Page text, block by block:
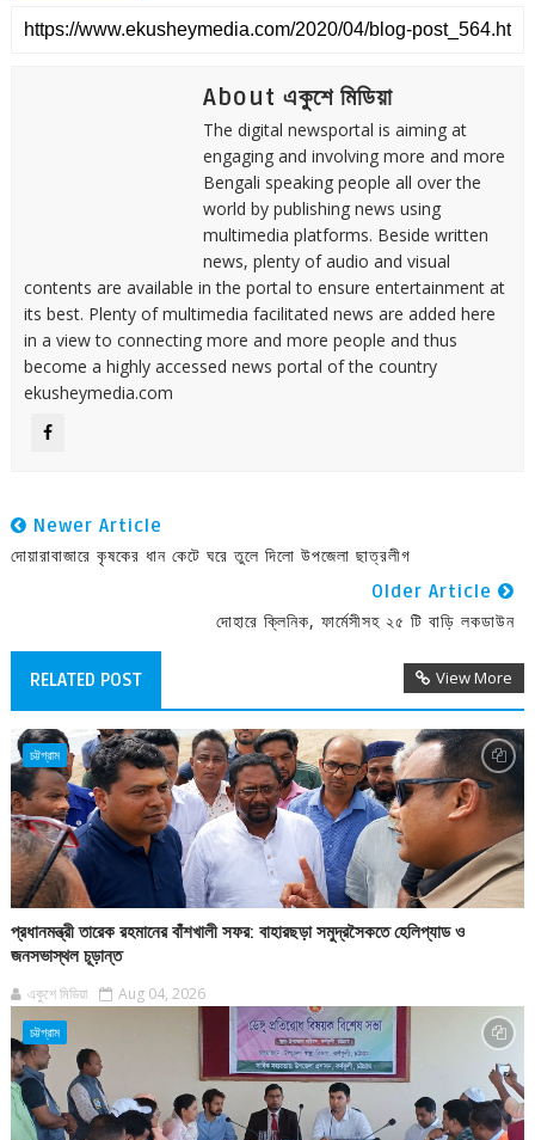
About একুশে মিডিয়া
The digital newsportal is aiming at
engaging and involving more and more
Bengali speaking people all over the
world by publishing news using
multimedia platforms. Beside written
news, plenty of audio and visual
contents are available in the portal to ensure entertainment at
its best. Plenty of multimedia facilitated news are added here
in a view to connecting more and more people and thus
become a highly accessed news portal of the country
ekusheymedia.com
Newer Article
দোয়ারাবাজারে কৃষকের ধান কেটে ঘরে তুলে দিলো উপজেলা ছাত্রলীগ
Older Article
দোহারে ক্লিনিক, ফার্মেসীসহ ২৫ টি বাড়ি লকডাউন
RELATED POST View More
চট্টগ্রাম
প্রধানমন্ত্রী তারেক রহমানের বাঁশখালী সফর: বাহারছড়া সমুদ্রসৈকতে হেলিপ্যাড ও
জনসভাস্থল চূড়ান্ত
একুশে মিডিয়া Aug 04, 2026
চট্টগ্রাম